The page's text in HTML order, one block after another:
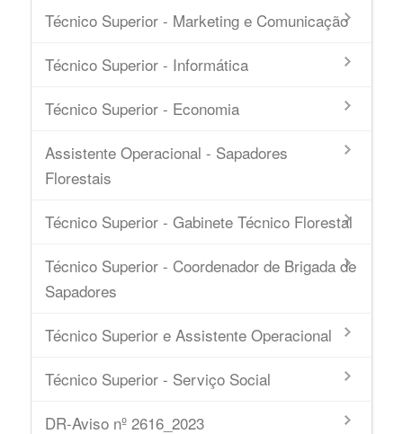
Técnico Superior - Marketing e Comunicação
Técnico Superior - Informática
Técnico Superior - Economia
Assistente Operacional - Sapadores
Florestais
Técnico Superior - Gabinete Técnico Florestal
Técnico Superior - Coordenador de Brigada de
Sapadores
Técnico Superior e Assistente Operacional
Técnico Superior - Serviço Social
DR-Aviso nº 2616_2023